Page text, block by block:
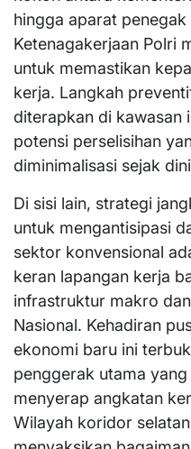
hingga aparat
Ketenagakerjaan Polri
untuk memastikan
kerja. Langkah
diterapkan di kawasan
potensi perselisihan
diminimalisasi sejak
​Di sisi lain, strategi
untuk mengantisipasi
sektor konvensional
keran lapangan kerja
infrastruktur makro
Nasional. Kehadiran
ekonomi baru ini
penggerak utama
menyerap angkatan
Wilayah koridor